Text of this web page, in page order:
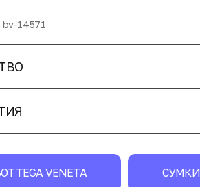
bv-14571
VENETA СУМКИ